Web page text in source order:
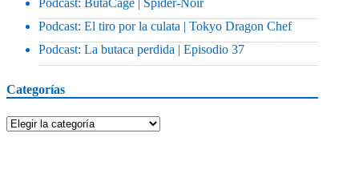
Podcast: ButaCage | Spider-Noir
Podcast: El tiro por la culata | Tokyo Dragon Chef
Podcast: La butaca perdida | Episodio 37
Categorías
Categorías